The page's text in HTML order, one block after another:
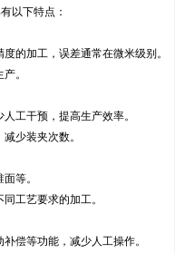
以下特点：
的加工，误差通常在微米级别。
。
工干预，提高生产效率。
少装夹次数。
等。
工艺要求的加工。
偿等功能，减少人工操作。